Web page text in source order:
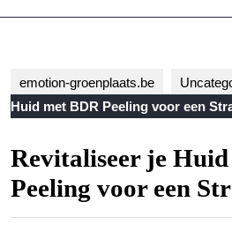
emotion-groenplaats.be
Huid met BDR Peeling voor een
Revitaliseer je
Peeling voor een